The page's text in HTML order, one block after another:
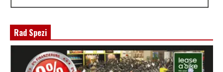
Rad Spezi